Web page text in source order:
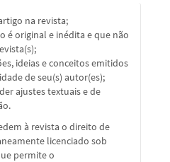
na revista;
é original e inédita e que não
ideias e conceitos emitidos
de seu(s) autor(es);
ajustes textuais e de
à revista o direito de
licenciado sob
permite o